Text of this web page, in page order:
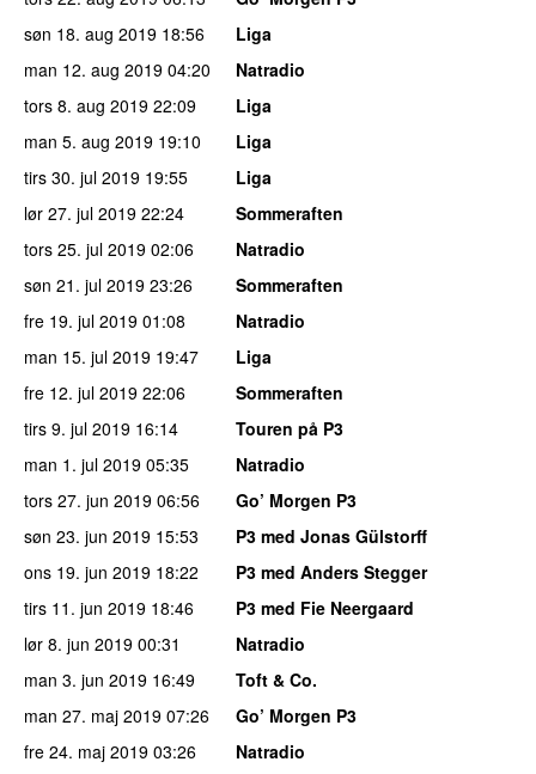
søn 18. aug 2019 18:56
Liga
man 12. aug 2019 04:20
Natradio
tors 8. aug 2019 22:09
Liga
man 5. aug 2019 19:10
Liga
tirs 30. jul 2019 19:55
Liga
lør 27. jul 2019 22:24
Sommeraften
tors 25. jul 2019 02:06
Natradio
søn 21. jul 2019 23:26
Sommeraften
fre 19. jul 2019 01:08
Natradio
man 15. jul 2019 19:47
Liga
fre 12. jul 2019 22:06
Sommeraften
tirs 9. jul 2019 16:14
Touren på P3
man 1. jul 2019 05:35
Natradio
tors 27. jun 2019 06:56
Go’ Morgen P3
søn 23. jun 2019 15:53
P3 med Jonas Gülstorff
ons 19. jun 2019 18:22
P3 med Anders Stegger
tirs 11. jun 2019 18:46
P3 med Fie Neergaard
lør 8. jun 2019 00:31
Natradio
man 3. jun 2019 16:49
Toft & Co.
man 27. maj 2019 07:26
Go’ Morgen P3
fre 24. maj 2019 03:26
Natradio